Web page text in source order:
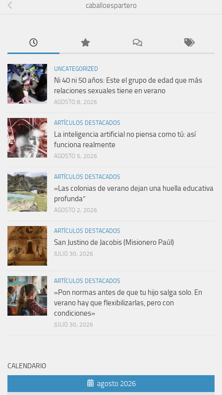
caballoespartero
UNCATEGORIZED
Ni 40 ni 50 años: Este el grupo de edad que más
relaciones sexuales tiene en verano
AGOSTO 8, 2026
ARTÍCULOS DESTACADOS
La inteligencia artificial no piensa como tú: así
funciona realmente
AGOSTO 5, 2026
ARTÍCULOS DESTACADOS
«Las colonias de verano dejan una huella educativa
profunda”
AGOSTO 2, 2026
ARTÍCULOS DESTACADOS
San Justino de Jacobis (Misionero Paúl)
JULIO 30, 2026
ARTÍCULOS DESTACADOS
«Pon normas antes de que tu hijo salga solo. En
verano hay que flexibilizarlas, pero con
condiciones»
JULIO 30, 2026
CALENDARIO
agosto 2026